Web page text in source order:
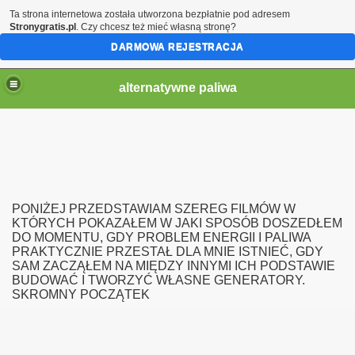
alternatywne paliwa
PONIŻEJ PRZEDSTAWIAM SZEREG FILMÓW W
KTÓRYCH POKAZAŁEM W JAKI SPOSÓB DOSZEDŁEM
DO MOMENTU, GDY PROBLEM ENERGII I PALIWA
PRAKTYCZNIE PRZESTAŁ DLA MNIE ISTNIEĆ, GDY
SAM ZACZĄŁEM NA MIĘDZY INNYMI ICH PODSTAWIE
BUDOWAĆ I TWORZYĆ WŁASNE GENERATORY.
SKROMNY POCZĄTEK
Ta strona internetowa została utworzona bezpłatnie pod adresem
Stronygratis.pl . Czy chcesz też mieć własną stronę?
DARMOWA REJESTRACJA